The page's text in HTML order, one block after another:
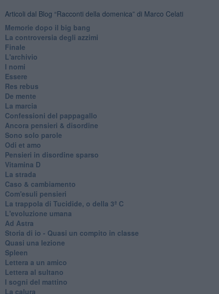
Articoli dal Blog “Racconti della domenica” di Marco Celati
Memorie dopo il big bang
La controversia degli azzimi
Finale
L'archivio
I nomi
Essere
Res rebus
De mente
La marcia
Confessioni del pappagallo
Ancora pensieri & disordine
Sono solo parole
Odi et amo
Pensieri in disordine sparso
Vitamina D
La strada
Caso & cambiamento
Com'esuli pensieri
La trappola di Tucidide, o della 3ª C
L'evoluzione umana
Ad Astra
Storia di io - Quasi un compito in classe
Quasi una lezione
Spleen
Lettera a un amico
Lettera al sultano
I sogni del mattino
La calura